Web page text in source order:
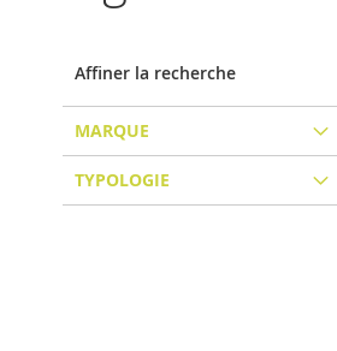
Affiner la recherche
MARQUE
TYPOLOGIE